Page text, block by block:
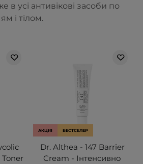
в усі антивікові засоби по
і тілом.
АКЦІЯ БЕСТСЕЛЕР
Dr. Althea - 147 Barrier
Cream - Інтенсивно